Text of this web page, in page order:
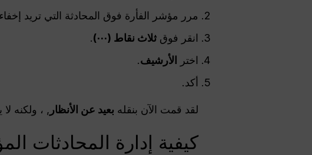
مرر مؤشر الفأرة فوق المحادثة التي تريد
انقر فوق ثلاث نقاط (⋯).
اختر
الأرشيف.
أكد.
لقد قمت الآن بنقله بعيد عن الأنظار , ، ولكنه
كيفية إدارة المحادثات